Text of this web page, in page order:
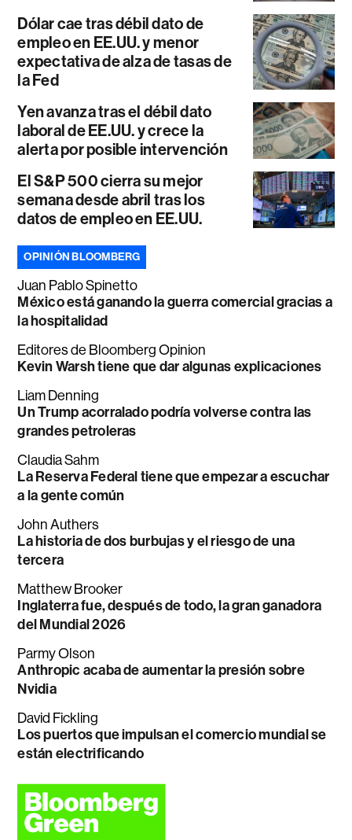
Dólar cae tras débil dato de
empleo en EE.UU. y menor
expectativa de alza de tasas de
la Fed
Yen avanza tras el débil dato
laboral de EE.UU. y crece la
alerta por posible intervención
El S&P 500 cierra su mejor
semana desde abril tras los
datos de empleo en EE.UU.
OPINIÓN BLOOMBERG
Juan Pablo Spinetto
México está ganando la guerra comercial gracias a
la hospitalidad
Editores de Bloomberg Opinion
Kevin Warsh tiene que dar algunas explicaciones
Liam Denning
Un Trump acorralado podría volverse contra las
grandes petroleras
Claudia Sahm
La Reserva Federal tiene que empezar a escuchar
a la gente común
John Authers
La historia de dos burbujas y el riesgo de una
tercera
Matthew Brooker
Inglaterra fue, después de todo, la gran ganadora
del Mundial 2026
Parmy Olson
Anthropic acaba de aumentar la presión sobre
Nvidia
David Fickling
Los puertos que impulsan el comercio mundial se
están electrificando